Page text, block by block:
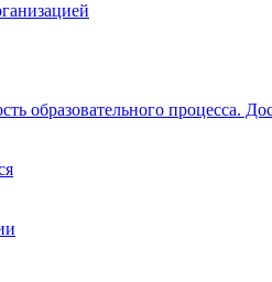
образовательного процесса.